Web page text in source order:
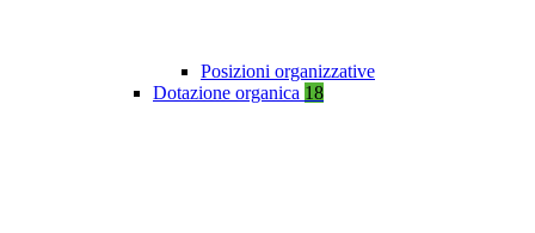
Posizioni organizzative
Dotazione organica 18